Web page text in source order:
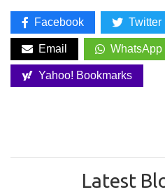
Facebook Twitter
Email WhatsApp
Yahoo! Bookmarks
Latest